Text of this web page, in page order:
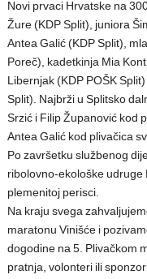
Novi prvaci Hrvatske na
Žure (KDP Split), juniora
Antea Galić (KDP Split),
Poreč), kadetkinja Mia
Libernjak (KDP POŠK
Split). Najbrži u Splitsko
Srzić i Filip Županović kod
Antea Galić kod plivačica
Po završetku službenog
ribolovno-ekološke
plemenitoj perisci.
Na kraju svega
maratonu Vinišće i
dogodine na 5. Plivačkom
pratnja, volonteri ili